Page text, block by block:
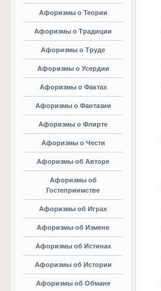
Афоризмы о Теории
Афоризмы о Традиции
Афоризмы о Труде
Афоризмы о Усердии
Афоризмы о Фактах
Афоризмы о Фантазии
Афоризмы о Флирте
Афоризмы о Чести
Афоризмы об Авторе
Афоризмы об
Гостеприимстве
Афоризмы об Играх
Афоризмы об Измене
Афоризмы об Истинах
Афоризмы об Истории
Афоризмы об Обмане